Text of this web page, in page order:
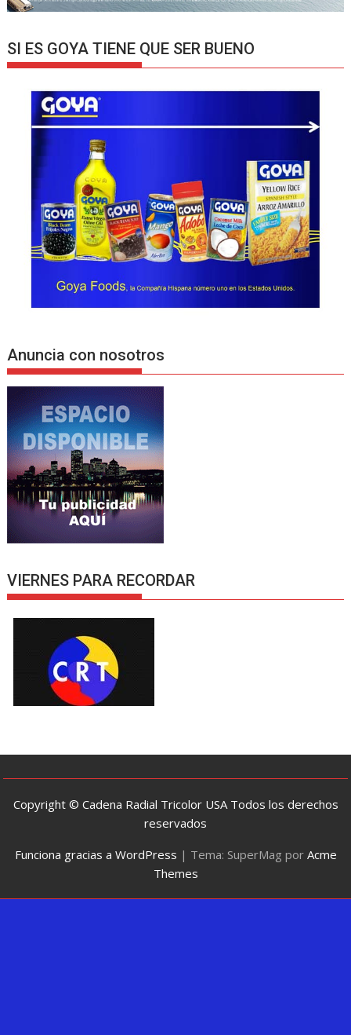
SI ES GOYA TIENE QUE SER BUENO
Anuncia con nosotros
VIERNES PARA RECORDAR
Copyright © Cadena Radial Tricolor USA Todos los derechos
reservados
Funciona gracias a WordPress | Tema: SuperMag por Acme
Themes